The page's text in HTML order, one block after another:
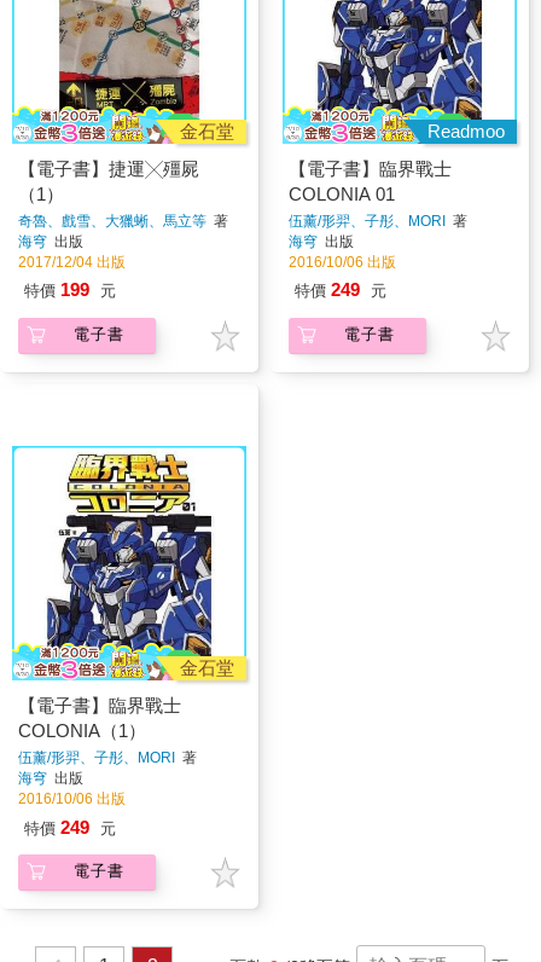
金石堂
【電子書】捷運╳殭屍
（1）
奇魯、戲雪、大獵蜥、馬立等 著
海穹 出版
2017/12/04 出版
特價 199 元
電子書
Readmoo
【電子書】臨界戰士
COLONIA 01
伍薰/形羿、子彤、MORI
著
海穹 出版
2016/10/06 出版
特價 249 元
電子書
金石堂
【電子書】臨界戰士
COLONIA（1）
伍薰/形羿、子彤、MORI
著
海穹 出版
2016/10/06 出版
特價 249 元
電子書